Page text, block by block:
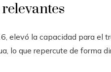
elevó la capacidad para el
lo que repercute de forma